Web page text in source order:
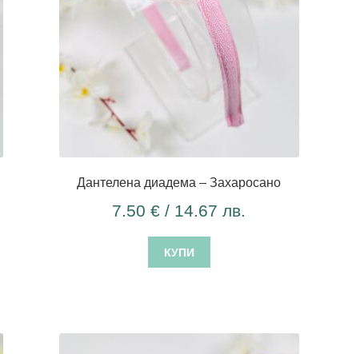
Дантелена диадема – Захаросано
7.50€ / 14.67 лв.
КУПИ